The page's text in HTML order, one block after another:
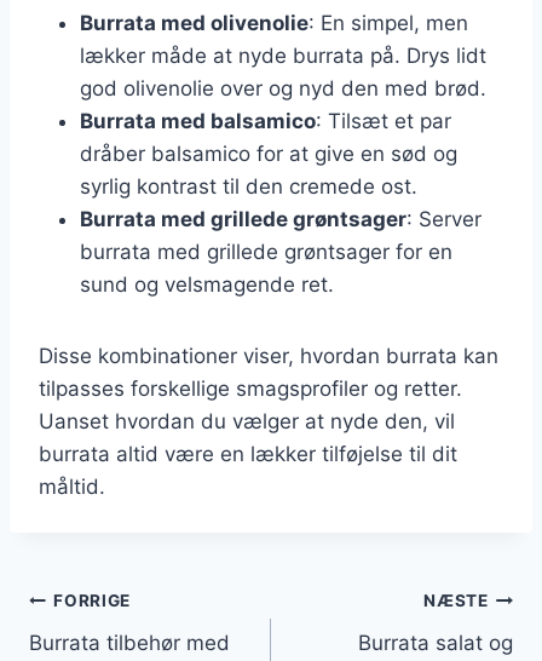
Burrata med olivenolie: En simpel, men
lækker måde at nyde burrata på. Drys lidt
god olivenolie over og nyd den med brød.
Burrata med balsamico: Tilsæt et par
dråber balsamico for at give en sød og
syrlig kontrast til den cremede ost.
Burrata med grillede grøntsager: Server
burrata med grillede grøntsager for en
sund og velsmagende ret.
Disse kombinationer viser, hvordan burrata kan
tilpasses forskellige smagsprofiler og retter.
Uanset hvordan du vælger at nyde den, vil
burrata altid være en lækker tilføjelse til dit
måltid.
Indlægsnavigation
FORRIGE
Burrata tilbehør med
NÆSTE
Burrata salat og